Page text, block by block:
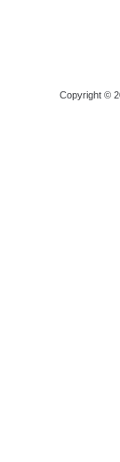
Copyright ©